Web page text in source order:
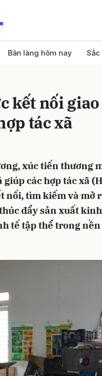
Bản làng hôm nay Sắc
kết nối
tác xã
xúc tiến thương
các hợp tác xã
nối, tìm kiếm và mở
đẩy sản xuất
tế tập thể trong
bình luận